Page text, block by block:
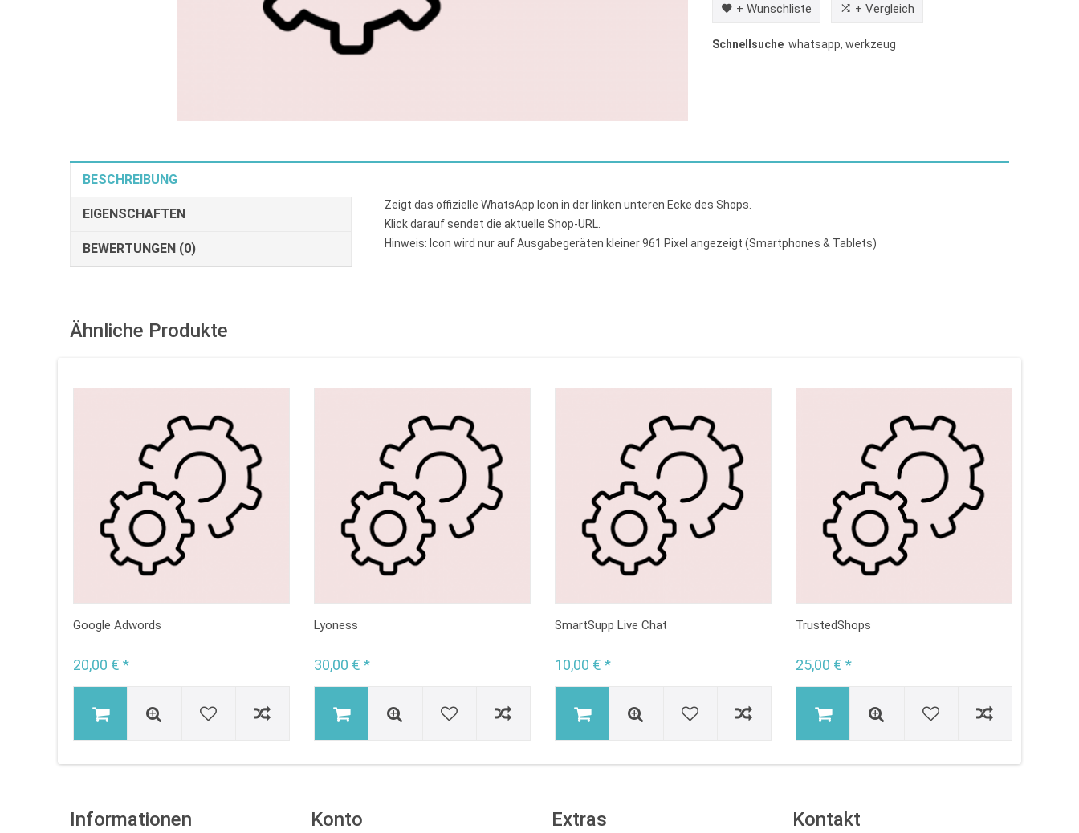
+ Wunschliste + Vergleich
Schnellsuche whatsapp, werkzeug
BESCHREIBUNG
EIGENSCHAFTEN
BEWERTUNGEN (0)
Zeigt das offizielle WhatsApp Icon in der linken unteren Ecke des Shops.
Klick darauf sendet die aktuelle Shop-URL.
Hinweis: Icon wird nur auf Ausgabegeräten kleiner 961 Pixel angezeigt (Smartphones & Tablets)
Ähnliche Produkte
Google Adwords
20,00 € *
Lyoness
30,00 € *
SmartSupp Live Chat
10,00 € *
TrustedShops
25,00 € *
Informationen Konto Extras Kontakt